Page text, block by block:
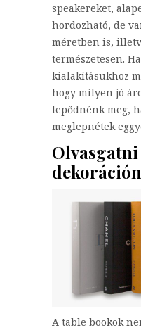
speakereket,
hordozható, de
méretben is,
természetesen.
kialakításukhoz
hogy milyen jó
lepődnénk meg,
meglepnétek
Olvasgatni
A table bookok